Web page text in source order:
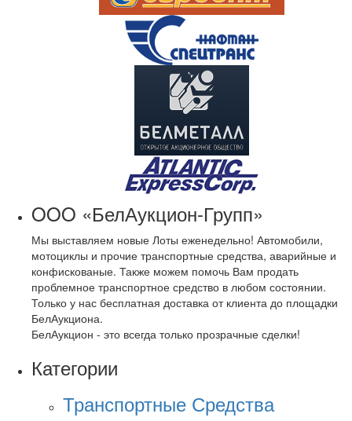
OOO «БелАукцион-Групп»
Мы выставляем новые Лоты еженедельно! Автомобили,
мотоциклы и прочие транспортные средства, аварийные и
конфискованые. Также можем помочь Вам продать
проблемное транспортное средство в любом состоянии.
Только у нас бесплатная доставка от клиента до площадки
БелАукциона.
БелАукцион - это всегда только прозрачные сделки!
Категории
Транспортные Средства